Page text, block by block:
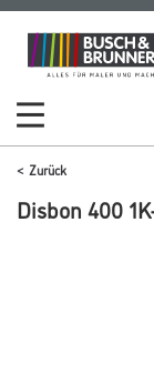
Zum
Inhalt
Zum
Navigationsmenü
Zurück
Disbon 400